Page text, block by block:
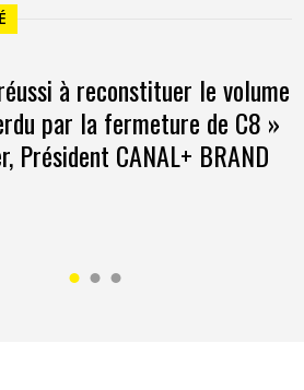
à reconstituer le volume
par la fermeture de C8 »
Président CANAL+ BRAND